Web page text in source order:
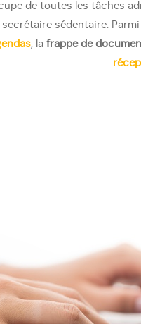
de toutes les tâches
sédentaire.
, la frappe de